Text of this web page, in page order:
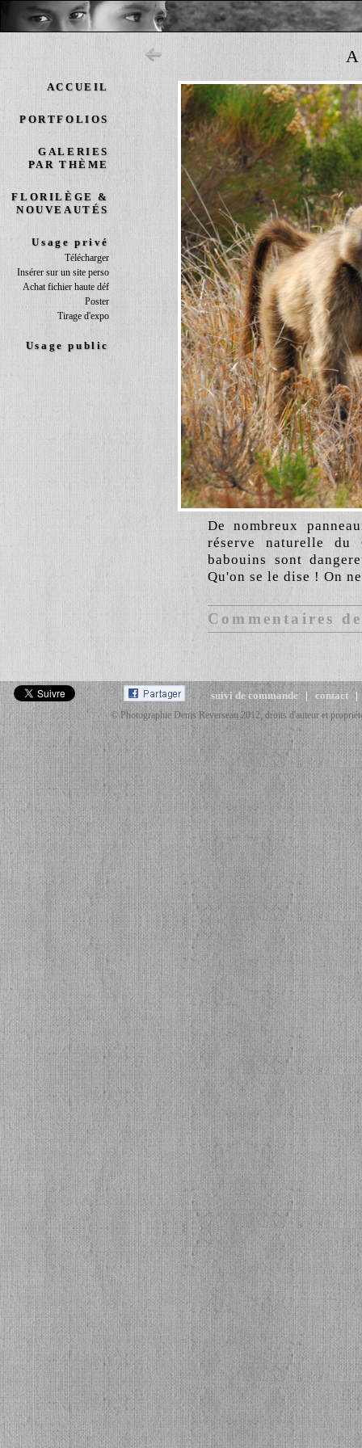
ACCUEIL
PORTFOLIOS
GALERIES
PAR THÈME
FLORILÈGE &
NOUVEAUTÉS
Usage privé
Télécharger
Insérer sur un site perso
Achat fichier haute déf
Poster
Tirage d'expo
Usage public
De nombreux
réserve naturelle du
babouins sont
Qu'on se le dise ! On
Commentaires
suivi de commande | contact
© Photographie Denis Reverseau 2012, droits d'auteur et